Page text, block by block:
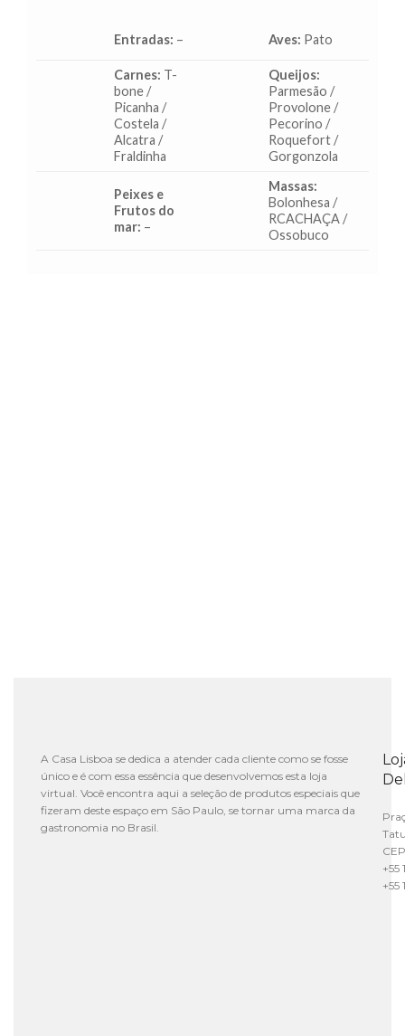
Entradas: – Aves: Pato
Carnes: T-
bone /
Picanha /
Costela /
Alcatra /
Fraldinha
Queijos:
Parmesão /
Provolone /
Pecorino /
Roquefort /
Gorgonzola
Peixes e
Frutos do
mar: –
Massas:
Bolonhesa /
RCACHAÇA /
Ossobuco
A Casa Lisboa se dedica a atender cada cliente como se fosse
único e é com essa essência que desenvolvemos esta loja
virtual. Você encontra aqui a seleção de produtos especiais que
fizeram deste espaço em São Paulo, se tornar uma marca da
gastronomia no Brasil.
+55
+55